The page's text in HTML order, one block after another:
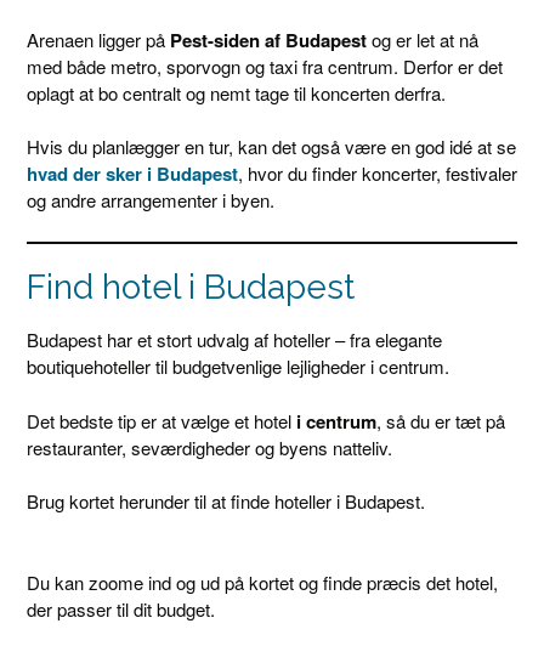
Arenaen ligger på Pest-siden af Budapestog er let at nå
med både metro, sporvogn og taxi fra centrum. Derfor er det
oplagt at bo centralt og nemt tage til koncerten derfra.
Hvis du planlægger en tur, kan det også være en god idé at se
hvad der sker i Budapest, hvor du finder koncerter, festivaler
og andre arrangementer i byen.
Find hotel i Budapest
Budapest har et stort udvalg af hoteller – fra elegante
boutiquehoteller til budgetvenlige lejligheder i centrum.
Det bedste tip er at vælge et hotel i centrum, så du er tæt på
restauranter, seværdigheder og byens natteliv.
Brug kortet herunder til at finde hoteller i Budapest.
Du kan zoome ind og ud på kortet og finde præcis det hotel,
der passer til dit budget.